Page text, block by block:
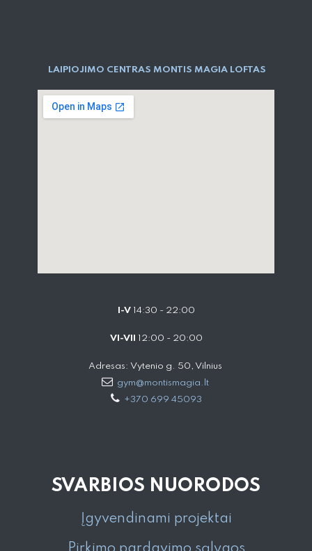
LAIPIOJIMO CENTRAS MONTIS MAGIA LOFTAS
I-V14:30 - 22:00
VI-VII 12:00 - 20:00
Adresas: Vytenio g. 50, Vilnius
gym@montismagia.lt
+370 699 45093
SVARBIOS NUORODOS
Įgyvendinami projektai